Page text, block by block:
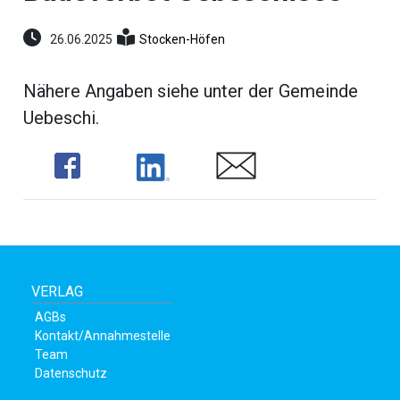
Reportagen
26.06.2025 Stocken-Höfen
Nähere Angaben siehe unter der Gemeinde
Uebeschi.
Share Share Share
VERLAG
AGBs
Kontakt/Annahmestelle
Team
Datenschutz